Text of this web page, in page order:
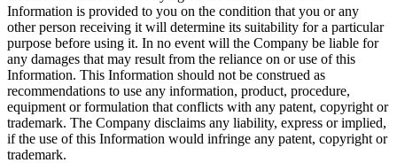
Information is provided to you on the condition that you or any
other person receiving it will determine its suitability for a particular
purpose before using it. In no event will the Company be liable for
any damages that may result from the reliance on or use of this
Information. This Information should not be construed as
recommendations to use any information, product, procedure,
equipment or formulation that conflicts with any patent, copyright or
trademark. The Company disclaims any liability, express or implied,
if the use of this Information would infringe any patent, copyright or
trademark.